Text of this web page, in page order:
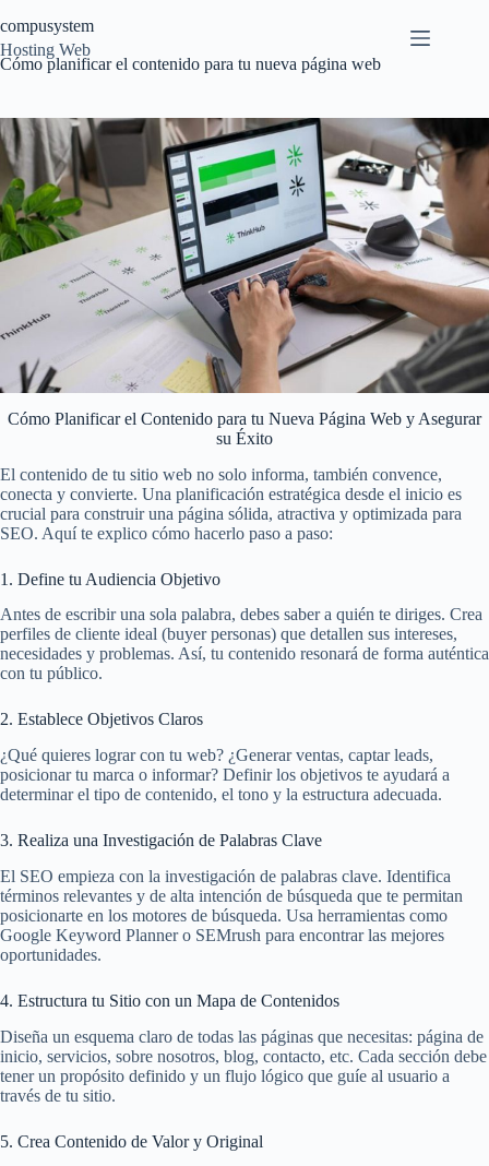
al
contenido
compusystem
Hosting Web
Cómo planificar el contenido para tu nueva página web
Cómo Planificar el Contenido para tu Nueva Página Web y Asegurar
su Éxito
El contenido de tu sitio web no solo informa, también convence,
conecta y convierte. Una planificación estratégica desde el inicio es
crucial para construir una página sólida, atractiva y optimizada para
SEO. Aquí te explico cómo hacerlo paso a paso:
1. Define tu Audiencia Objetivo
Antes de escribir una sola palabra, debes saber a quién te diriges. Crea
perfiles de cliente ideal (buyer personas) que detallen sus intereses,
necesidades y problemas. Así, tu contenido resonará de forma auténtica
con tu público.
2. Establece Objetivos Claros
¿Qué quieres lograr con tu web? ¿Generar ventas, captar leads,
posicionar tu marca o informar? Definir los objetivos te ayudará a
determinar el tipo de contenido, el tono y la estructura adecuada.
3. Realiza una Investigación de Palabras Clave
El SEO empieza con la investigación de palabras clave. Identifica
términos relevantes y de alta intención de búsqueda que te permitan
posicionarte en los motores de búsqueda. Usa herramientas como
Google Keyword Planner o SEMrush para encontrar las mejores
oportunidades.
4. Estructura tu Sitio con un Mapa de Contenidos
Diseña un esquema claro de todas las páginas que necesitas: página de
inicio, servicios, sobre nosotros, blog, contacto, etc. Cada sección debe
tener un propósito definido y un flujo lógico que guíe al usuario a
través de tu sitio.
5. Crea Contenido de Valor y Original